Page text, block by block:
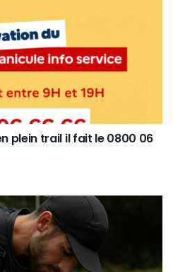
plein trail il fait le 0800 06